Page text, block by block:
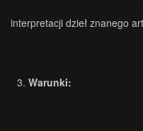
interpretacji dzieł znanego
Warunki: